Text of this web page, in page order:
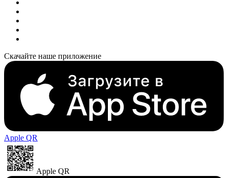
Скачайте наше приложение
Apple QR
Apple QR